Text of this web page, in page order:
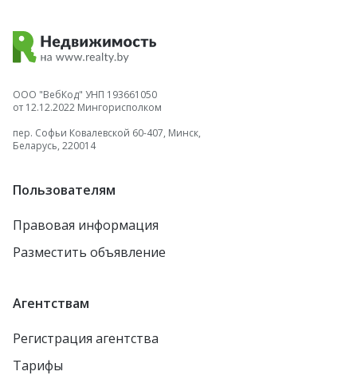
ООО "ВебКод" УНП 193661050
от 12.12.2022 Мингорисполком
пер. Софьи Ковалевской 60-407, Минск,
Беларусь, 220014
Пользователям
Правовая информация
Разместить объявление
Агентствам
Регистрация агентства
Тарифы